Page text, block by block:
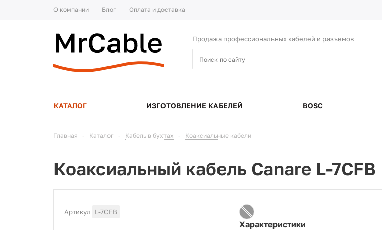
О компании Блог Оплата и доставка
Продажа профессиональных кабелей и разъемов
КАТАЛОГ ИЗГОТОВЛЕНИЕ КАБЕЛЕЙ BOSC
Главная - Каталог - Кабель в бухтах - Коаксиальные кабели
Коаксиальный кабель Canare L-7CFB
Артикул L-7CFB
Характеристики